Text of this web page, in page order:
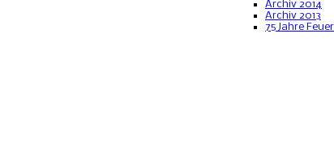
Archiv 2014
Archiv 2013
75 Jahre